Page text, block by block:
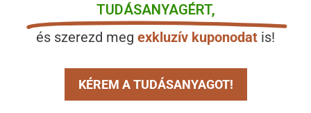
TUDÁSANYAGÉRT,
és szerezd meg exkluzív kuponodat is!
KÉREM A TUDÁSANYAGOT!